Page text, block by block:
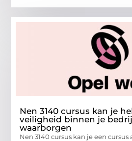
Nen 3140 cursus kan je
veiligheid binnen je
waarborgen
Nen 3140 cursus kan je een